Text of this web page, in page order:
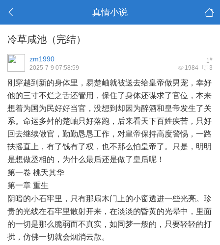
真情小说
冷草咸池（完结）
1#
zm1990
1984 3
2025-7-9 07:58:59
刚穿越到新的身体里，易楚岫就被送去给皇帝做男宠，幸好
他的三寸不烂之舌还管用，保住了身体还谋求了官位，本来
想着为国为民好好当官，没想到却因为醉酒和皇帝发生了关
系。命运多舛的楚岫只好落跑，后来看天下百姓疾苦，只好
回去继续做官，勤勤恳恳工作，对皇帝保持高度警惕，一路
扶摇直上，有了钱有了权，也不那么怕皇帝了。只是，明明
是想做丞相的，为什么最后还是做了皇后呢！
第一卷 桃夭其华
第一章 重生
阴暗的小石牢里，只有那扇木门上的小窗透进一些光亮。珍
贵的光线在石牢里散射开来，在淡淡的昏黄的光晕中，里面
的一切是那么脆弱而不真实，如同梦一般的，只要轻轻的打
扰，仿佛一切就会烟消云散。